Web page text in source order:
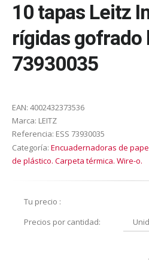
10 tapas Leitz
rígidas gofrado
73930035
EAN: 4002432373536
Marca: LEITZ
Referencia: ESS 73930035
Categoría: Encuadernadoras de
de plástico. Carpeta térmica. Wire-o.
Tu precio :
Precios por cantidad: